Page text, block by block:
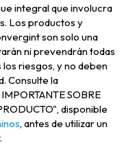
integral que involucra
Los productos y
son solo una
ni prevendrán todas
riesgos, y no deben
Consulte la
SOBRE
disponible
, antes de utilizar un